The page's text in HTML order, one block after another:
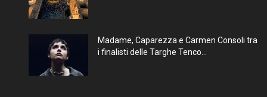
Madame, Caparezza e Carmen Consoli tra
i finalisti delle Targhe Tenco...